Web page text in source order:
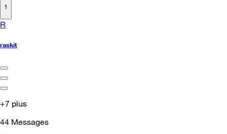
1
R
raskit
+7 plus
44 Messages